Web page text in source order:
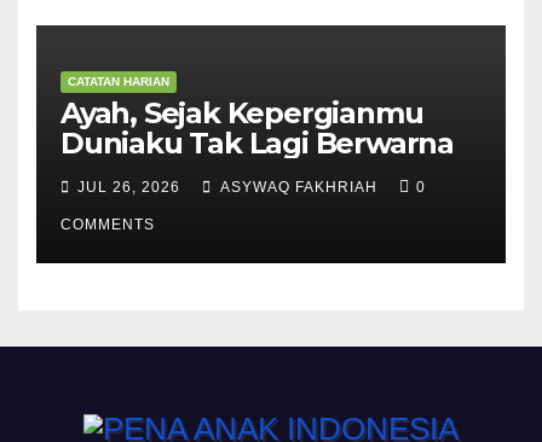
CATATAN HARIAN
Ayah, Sejak Kepergianmu
Duniaku Tak Lagi Berwarna
JUL 26, 2026 ASYWAQ FAKHRIAH 0
COMMENTS